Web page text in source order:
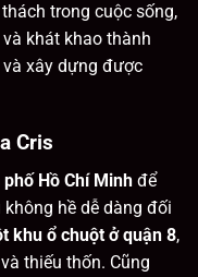
trong cuộc sống,
khát khao thành
xây dựng được
Cris
Hồ Chí Minh để
hề dễ dàng đối
khu ổ chuột ở quận 8,
thiếu thốn. Cũng